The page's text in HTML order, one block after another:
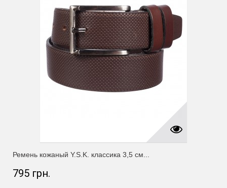
Ремень кожаный Y.S.K. классика 3,5 см...
795 грн.